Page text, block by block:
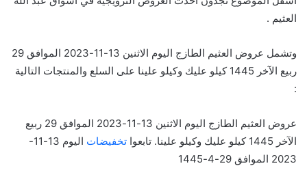
العثيم .
وتشمل عروض العثيم الطازج اليوم الاثنين 13-11-2023 الموافق 29
ربيع الآخر 1445 كيلو عليك وكيلو علينا على السلع والمنتجات التالية
:
عروض العثيم الطازج اليوم الاثنين 13-11-2023 الموافق 29 ربيع
الآخر 1445 كيلو عليك وكيلو علينا. تابعوا
تخفيضات
اليوم 13-11-
2023 الموافق 29-4-1445